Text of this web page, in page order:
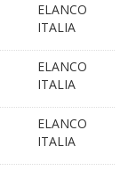
ELANCO
ITALIA
ELANCO
ITALIA
ELANCO
ITALIA